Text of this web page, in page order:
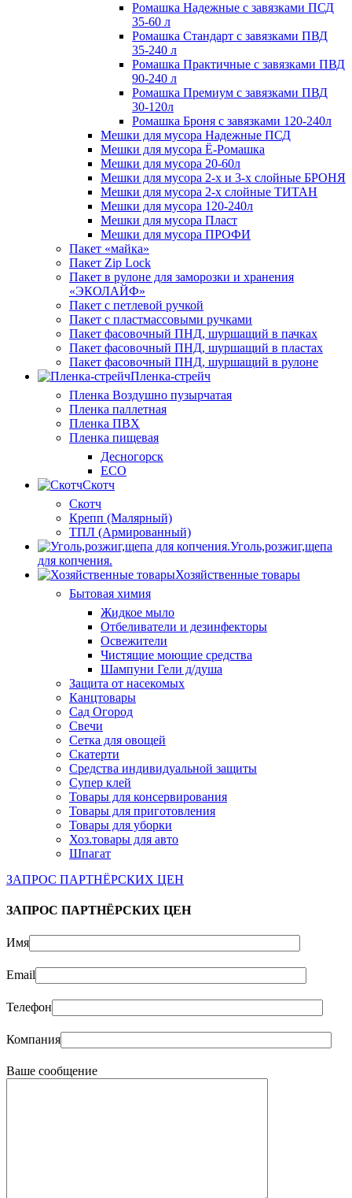
Ромашка Надежные с завязками ПСД
35-60 л
Ромашка Стандарт с завязками ПВД
35-240 л
Ромашка Практичные с завязками ПВД
90-240 л
Ромашка Премиум с завязками ПВД
30-120л
Ромашка Броня с завязками 120-240л
Мешки для мусора Надежные ПСД
Мешки для мусора Ё-Ромашка
Мешки для мусора 20-60л
Мешки для мусора 2-х и 3-х слойные БРОНЯ
Мешки для мусора 2-х слойные ТИТАН
Мешки для мусора 120-240л
Мешки для мусора Пласт
Мешки для мусора ПРОФИ
Пакет «майка»
Пакет Zip Lock
Пакет в рулоне для заморозки и хранения
«ЭКОЛАЙФ»
Пакет с петлевой ручкой
Пакет с пластмассовыми ручками
Пакет фасовочный ПНД, шуршащий в пачках
Пакет фасовочный ПНД, шуршащий в пластах
Пакет фасовочный ПНД, шуршащий в рулоне
Пленка-стрейч
Пленка Воздушно пузырчатая
Пленка паллетная
Пленка ПВХ
Пленка пищевая
Десногорск
ECO
Скотч
Скотч
Крепп (Малярный)
ТПЛ (Армированный)
Уголь,розжиг,щепа
для копчения.
Хозяйственные товары
Бытовая химия
Жидкое мыло
Отбеливатели и дезинфекторы
Освежители
Чистящие моющие средства
Шампуни Гели д/душа
Защита от насекомых
Канцтовары
Сад Огород
Свечи
Сетка для овощей
Скатерти
Средства индивидуальной защиты
Супер клей
Товары для консервирования
Товары для приготовления
Товары для уборки
Хоз.товары для авто
Шпагат
ЗАПРОС ПАРТНЁРСКИХ ЦЕН
ЗАПРОС ПАРТНЁРСКИХ ЦЕН
Имя
Email
Телефон
Компания
Ваше сообщение